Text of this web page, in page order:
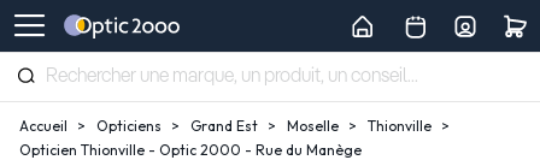
Accueil Opticiens Grand Est Moselle
Thionville
Opticien Thionville - Optic 2000 - Rue du Manège